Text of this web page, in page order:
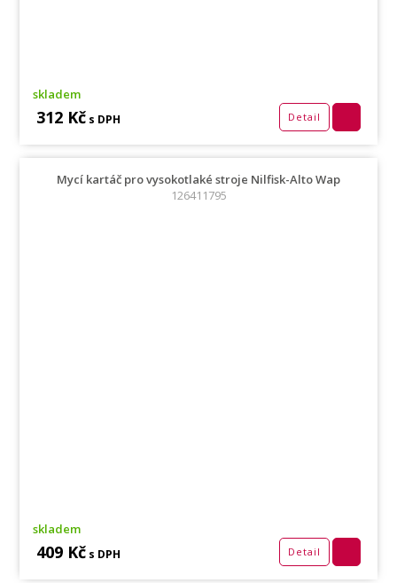
skladem
312 Kč s DPH Detail
Mycí kartáč pro vysokotlaké stroje Nilfisk-Alto Wap
126411795
skladem
409 Kč s DPH Detail